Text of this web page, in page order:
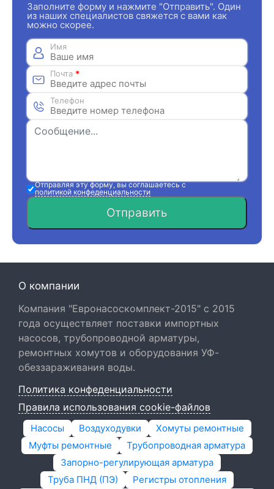
Заполните форму и нажмите "Отправить". Один
из наших специалистов свяжется с вами как
можно скорее.
Имя
Почта *
Телефон
Отправляя эту форму, вы соглашаетесь с
политикой конфеденциальности
Отправить
О компании
Компания "Евронасоскомплект-2015" с 2015
года осуществляет поставки импортных
насосов, трубопроводной арматуры,
ремонтных хомутов и оборудования УФ-
обеззараживания воды.
Политика конфеденциальности
Правила использования cookie-файлов
Насосы Воздуходувки
Хомуты ремонтные
Муфты ремонтные
Трубопроводная арматура
Запорно-регулирующая арматура
Труба ПНД (ПЭ)
Регистры отопления